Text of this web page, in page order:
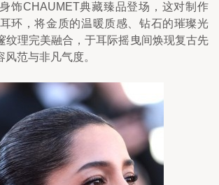
身饰CHAUMET典藏臻品登场，这对制作
环，将金质的温暖质感、钻石的璀璨光
纹理完美融合，于耳际摇曳间焕现复古先
范与非凡气度。